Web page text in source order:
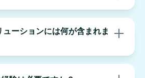
した第三者による検証を受けていま
ーションには何が含まれま